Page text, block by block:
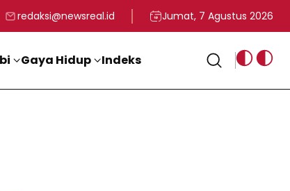
Kemerdekaan RI
Kadin Apresiasi Kepemimpinan Presiden Prabowo yang
Staf Khusus Menag RI
redaksi@newsreal.id Jumat, 7 Agustus 2026
Gaya Hidup Indeks